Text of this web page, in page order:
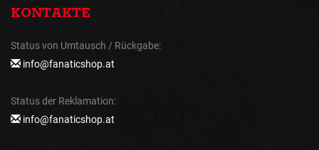
KONTAKTE
Status von Umtausch / Rückgabe:
info@fanaticshop.at
Status der Reklamation:
info@fanaticshop.at